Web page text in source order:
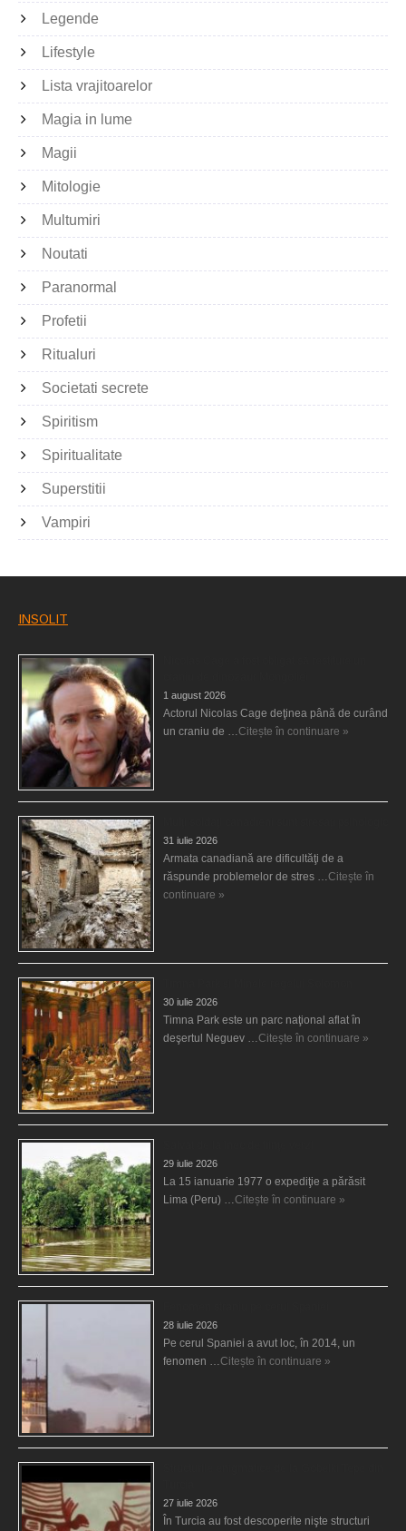
Legende
Lifestyle
Lista vrajitoarelor
Magia in lume
Magii
Mitologie
Multumiri
Noutati
Paranormal
Profetii
Ritualuri
Societati secrete
Spiritism
Spiritualitate
Superstitii
Vampiri
INSOLIT
1 august 2026
Actorul Nicolas Cage deţinea până de curând
un craniu de … Citește în continuare »
31 iulie 2026
Armata canadiană are dificultăţi de a
răspunde problemelor de stres … Citește în
continuare »
30 iulie 2026
Timna Park este un parc naţional aflat în
deşertul Neguev … Citește în continuare »
29 iulie 2026
La 15 ianuarie 1977 o expediţie a părăsit
Lima (Peru) … Citește în continuare »
28 iulie 2026
Pe cerul Spaniei a avut loc, în 2014, un
fenomen … Citește în continuare »
27 iulie 2026
În Turcia au fost descoperite nişte structuri